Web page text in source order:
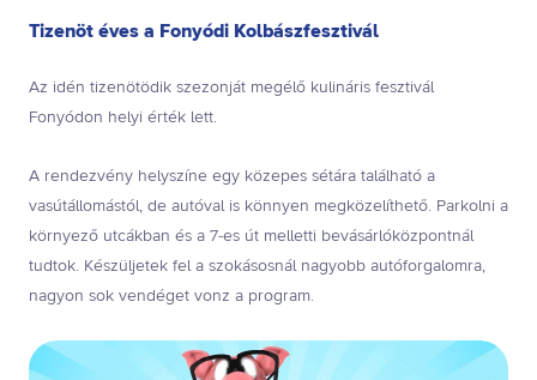
Tizenöt éves a Fonyódi Kolbászfesztivál
Az idén tizenötödik szezonját megélő kulináris fesztivál
Fonyódon helyi érték lett.
A rendezvény helyszíne egy közepes sétára található a
vasútállomástól, de autóval is könnyen megközelíthető. Parkolni a
környező utcákban és a 7-es út melletti bevásárlóközpontnál
tudtok. Készüljetek fel a szokásosnál nagyobb autóforgalomra,
nagyon sok vendéget vonz a program.